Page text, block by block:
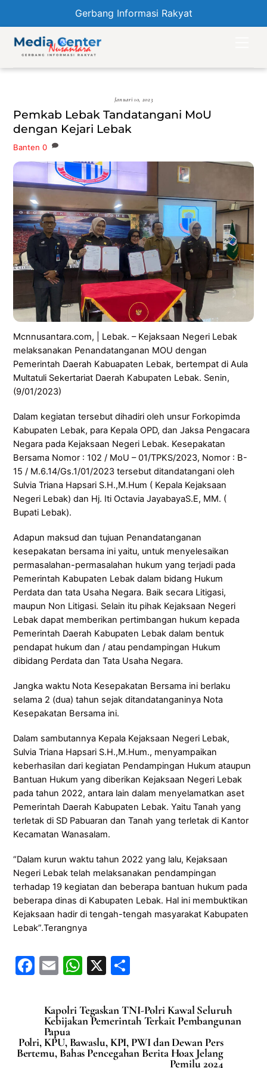
Gerbang Informasi Rakyat
content
Januari 10, 2023
Pemkab Lebak Tandatangani MoU
dengan Kejari Lebak
Banten 0
Mcnnusantara.com, | Lebak. – Kejaksaan Negeri Lebak
melaksanakan Penandatanganan MOU dengan
Pemerintah Daerah Kabuapaten Lebak, bertempat di Aula
Multatuli Sekertariat Daerah Kabupaten Lebak. Senin,
(9/01/2023)
Dalam kegiatan tersebut dihadiri oleh unsur Forkopimda
Kabupaten Lebak, para Kepala OPD, dan Jaksa Pengacara
Negara pada Kejaksaan Negeri Lebak. Kesepakatan
Bersama Nomor : 102 / MoU – 01/TPKS/2023, Nomor : B-
15 / M.6.14/Gs.1/01/2023 tersebut ditandatangani oleh
Sulvia Triana Hapsari S.H.,M.Hum ( Kepala Kejaksaan
Negeri Lebak) dan Hj. Iti Octavia JayabayaS.E, MM. (
Bupati Lebak).
Adapun maksud dan tujuan Penandatanganan
kesepakatan bersama ini yaitu, untuk menyelesaikan
permasalahan-permasalahan hukum yang terjadi pada
Pemerintah Kabupaten Lebak dalam bidang Hukum
Perdata dan tata Usaha Negara. Baik secara Litigasi,
maupun Non Litigasi. Selain itu pihak Kejaksaan Negeri
Lebak dapat memberikan pertimbangan hukum kepada
Pemerintah Daerah Kabupaten Lebak dalam bentuk
pendapat hukum dan / atau pendampingan Hukum
dibidang Perdata dan Tata Usaha Negara.
Jangka waktu Nota Kesepakatan Bersama ini berlaku
selama 2 (dua) tahun sejak ditandatanganinya Nota
Kesepakatan Bersama ini.
Dalam sambutannya Kepala Kejaksaan Negeri Lebak,
Sulvia Triana Hapsari S.H.,M.Hum., menyampaikan
keberhasilan dari kegiatan Pendampingan Hukum ataupun
Bantuan Hukum yang diberikan Kejaksaan Negeri Lebak
pada tahun 2022, antara lain dalam menyelamatkan aset
Pemerintah Daerah Kabupaten Lebak. Yaitu Tanah yang
terletak di SD Pabuaran dan Tanah yang terletak di Kantor
Kecamatan Wanasalam.
“Dalam kurun waktu tahun 2022 yang lalu, Kejaksaan
Negeri Lebak telah melaksanakan pendampingan
terhadap 19 kegiatan dan beberapa bantuan hukum pada
beberapa dinas di Kabupaten Lebak. Hal ini membuktikan
Kejaksaan hadir di tengah-tengah masyarakat Kabupaten
Lebak”.Terangnya
F
c
e
b
o
E
ai
l
W
at
s
A
p
X
ar
e
Kapolri Tegaskan TNI-Polri Kawal Seluruh
Kebijakan Pemerintah Terkait Pembangunan
Papua
Polri, KPU, Bawaslu, KPI, PWI dan Dewan Pers
Bertemu, Bahas Pencegahan Berita Hoax Jelang
Pemilu 2024